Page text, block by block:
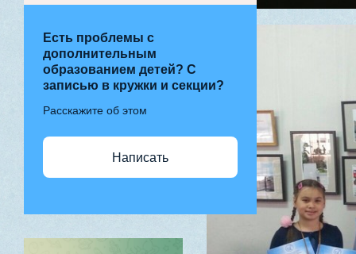
Есть проблемы с
дополнительным
образованием детей? С
записью в кружки и секции?
Расскажите об этом
Написать